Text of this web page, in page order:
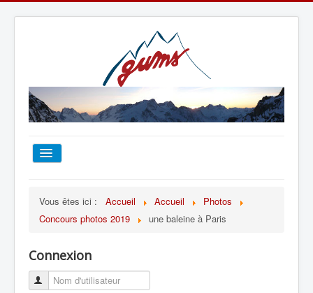
TOUT SUR LE GUMS
ESCALADE
Vous êtes ici : Accueil Accueil
Photos
Concours photos 2019
une baleine à Paris
Connexion